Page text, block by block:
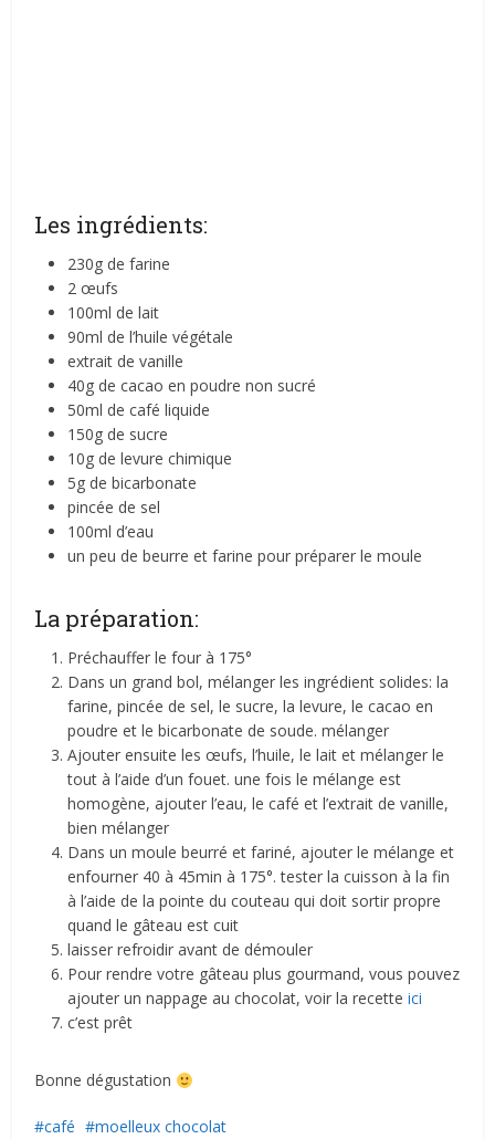
Les ingrédients:
230g de farine
2 œufs
100ml de lait
90ml de l’huile végétale
extrait de vanille
40g de cacao en poudre non sucré
50ml de café liquide
150g de sucre
10g de levure chimique
5g de bicarbonate
pincée de sel
100ml d’eau
un peu de beurre et farine pour préparer le moule
La préparation:
Préchauffer le four à 175°
Dans un grand bol, mélanger les ingrédient solides: la
farine, pincée de sel, le sucre, la levure, le cacao en
poudre et le bicarbonate de soude. mélanger
Ajouter ensuite les œufs, l’huile, le lait et mélanger le
tout à l’aide d’un fouet. une fois le mélange est
homogène, ajouter l’eau, le café et l’extrait de vanille,
bien mélanger
Dans un moule beurré et fariné, ajouter le mélange et
enfourner 40 à 45min à 175°. tester la cuisson à la fin
à l’aide de la pointe du couteau qui doit sortir propre
quand le gâteau est cuit
laisser refroidir avant de démouler
Pour rendre votre gâteau plus gourmand, vous pouvez
ajouter un nappage au chocolat, voir la recetteici
c’est prêt
Bonne dégustation
café moelleux chocolat